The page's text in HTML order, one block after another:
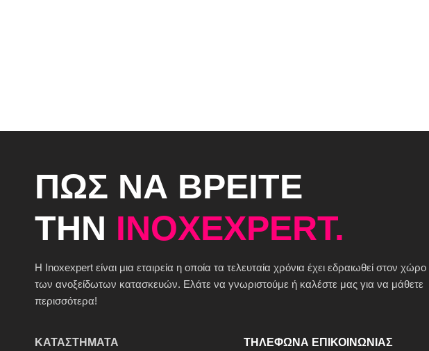
ΠΩΣ ΝΑ ΒΡΕΙΤΕ
ΤΗΝ INOXEXPERT.
H Inoxexpert είναι μια εταιρεία η οποία τα τελευταία χρόνια έχει εδραιωθεί στον χώρο
των ανοξείδωτων κατασκευών. Ελάτε να γνωριστούμε ή καλέστε μας για να μάθετε
περισσότερα!
ΚΑΤΑΣΤΗΜΑΤΑ
ΤΗΛΕΦΩΝΑ ΕΠΙΚΟΙΝΩΝΙΑΣ